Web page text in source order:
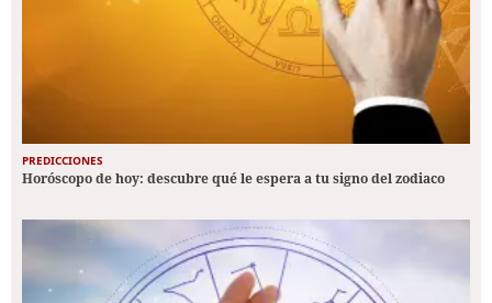
PREDICCIONES
Horóscopo de hoy: descubre qué le espera a tu signo del zodiaco